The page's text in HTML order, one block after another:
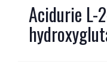
Acidurie L-